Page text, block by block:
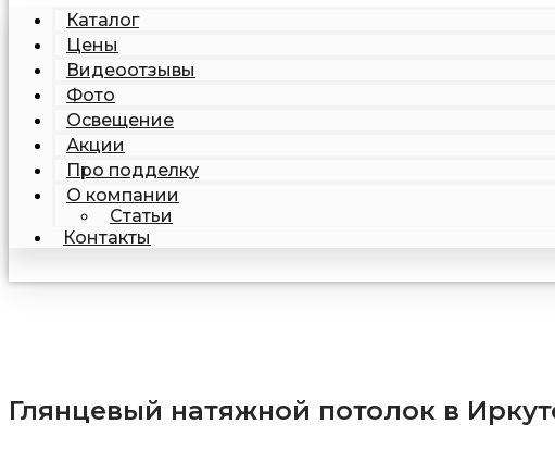
Каталог
Цены
Видеоотзывы
Фото
Освещение
Акции
Про подделку
О компании
Статьи
Контакты
Глянцевый натяжной потолок в